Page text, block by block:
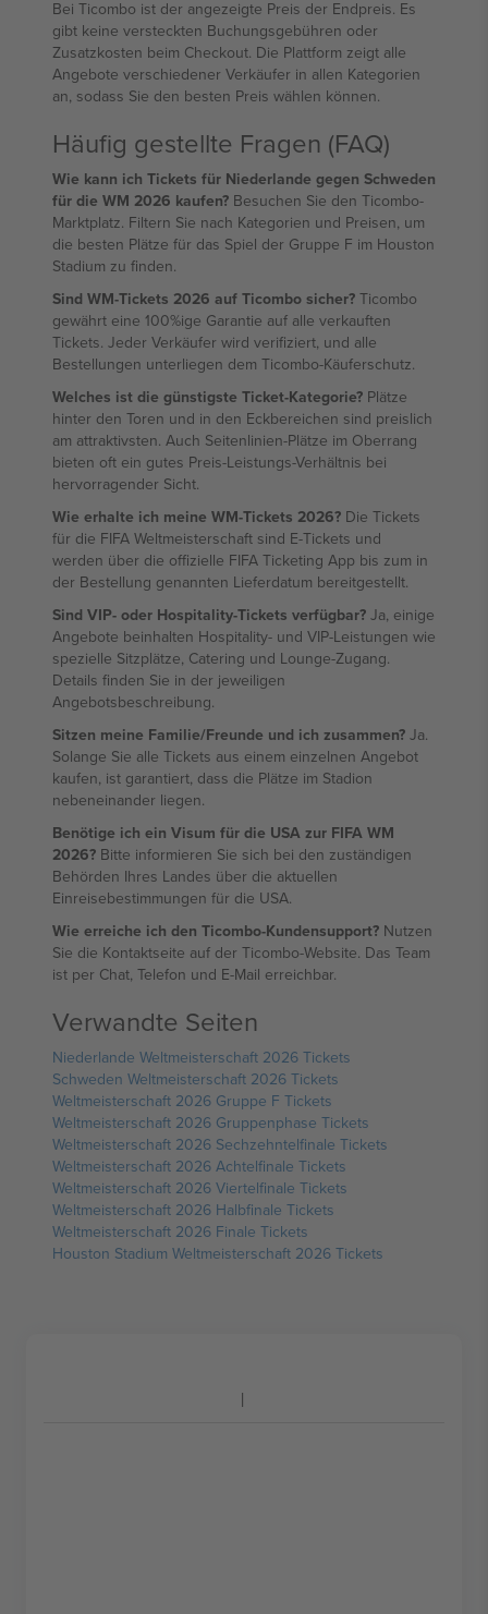
Bei Ticombo ist der angezeigte Preis der Endpreis. Es
gibt keine versteckten Buchungsgebühren oder
Zusatzkosten beim Checkout. Die Plattform zeigt alle
Angebote verschiedener Verkäufer in allen Kategorien
an, sodass Sie den besten Preis wählen können.
Häufig gestellte Fragen (FAQ)
Wie kann ich Tickets für Niederlande gegen Schweden
für die WM 2026 kaufen? Besuchen Sie den Ticombo-
Marktplatz. Filtern Sie nach Kategorien und Preisen, um
die besten Plätze für das Spiel der Gruppe F im Houston
Stadium zu finden.
Sind WM-Tickets 2026 auf Ticombo sicher? Ticombo
gewährt eine 100%ige Garantie auf alle verkauften
Tickets. Jeder Verkäufer wird verifiziert, und alle
Bestellungen unterliegen dem Ticombo-Käuferschutz.
Welches ist die günstigste Ticket-Kategorie? Plätze
hinter den Toren und in den Eckbereichen sind preislich
am attraktivsten. Auch Seitenlinien-Plätze im Oberrang
bieten oft ein gutes Preis-Leistungs-Verhältnis bei
hervorragender Sicht.
Wie erhalte ich meine WM-Tickets 2026? Die Tickets
für die FIFA Weltmeisterschaft sind E-Tickets und
werden über die offizielle FIFA Ticketing App bis zum in
der Bestellung genannten Lieferdatum bereitgestellt.
Sind VIP- oder Hospitality-Tickets verfügbar? Ja, einige
Angebote beinhalten Hospitality- und VIP-Leistungen wie
spezielle Sitzplätze, Catering und Lounge-Zugang.
Details finden Sie in der jeweiligen
Angebotsbeschreibung.
Sitzen meine Familie/Freunde und ich zusammen? Ja.
Solange Sie alle Tickets aus einem einzelnen Angebot
kaufen, ist garantiert, dass die Plätze im Stadion
nebeneinander liegen.
Benötige ich ein Visum für die USA zur FIFA WM
2026? Bitte informieren Sie sich bei den zuständigen
Behörden Ihres Landes über die aktuellen
Einreisebestimmungen für die USA.
Wie erreiche ich den Ticombo-Kundensupport? Nutzen
Sie die Kontaktseite auf der Ticombo-Website. Das Team
ist per Chat, Telefon und E-Mail erreichbar.
Verwandte Seiten
Niederlande Weltmeisterschaft 2026 Tickets
Schweden Weltmeisterschaft 2026 Tickets
Weltmeisterschaft 2026 Gruppe F Tickets
Weltmeisterschaft 2026 Gruppenphase Tickets
Weltmeisterschaft 2026 Sechzehntelfinale Tickets
Weltmeisterschaft 2026 Achtelfinale Tickets
Weltmeisterschaft 2026 Viertelfinale Tickets
Weltmeisterschaft 2026 Halbfinale Tickets
Weltmeisterschaft 2026 Finale Tickets
Houston Stadium Weltmeisterschaft 2026 Tickets